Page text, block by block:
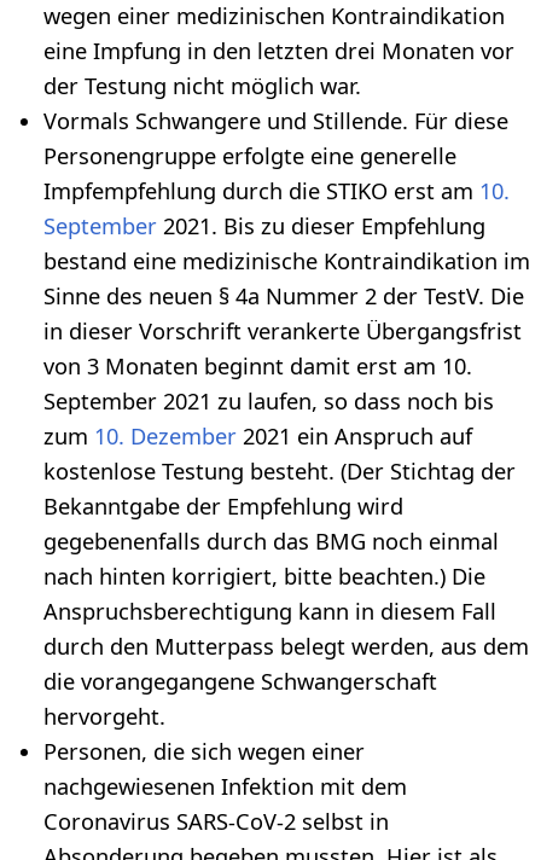
wegen einer medizinischen Kontraindikation
eine Impfung in den letzten drei Monaten vor
der Testung nicht möglich war.
Vormals Schwangere und Stillende. Für diese
Personengruppe erfolgte eine generelle
Impfempfehlung durch die STIKO erst am 10.
September 2021. Bis zu dieser Empfehlung
bestand eine medizinische Kontraindikation im
Sinne des neuen § 4a Nummer 2 der TestV. Die
in dieser Vorschrift verankerte Übergangsfrist
von 3 Monaten beginnt damit erst am 10.
September 2021 zu laufen, so dass noch bis
zum 10. Dezember 2021 ein Anspruch auf
kostenlose Testung besteht. (Der Stichtag der
Bekanntgabe der Empfehlung wird
gegebenenfalls durch das BMG noch einmal
nach hinten korrigiert, bitte beachten.) Die
Anspruchsberechtigung kann in diesem Fall
durch den Mutterpass belegt werden, aus dem
die vorangegangene Schwangerschaft
hervorgeht.
Personen, die sich wegen einer
nachgewiesenen Infektion mit dem
Coronavirus SARS-CoV-2 selbst in